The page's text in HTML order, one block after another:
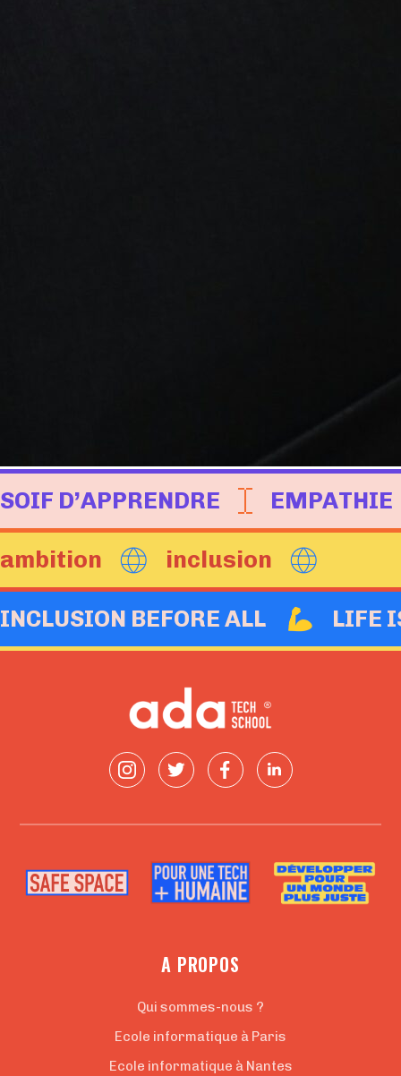
SOIF D’APPRENDRE EMPATHIE
ambition inclusion
INCLUSION BEFORE ALL LIFE
A PROPOS
Qui sommes-nous ?
Ecole informatique à Paris
Ecole informatique à Nantes